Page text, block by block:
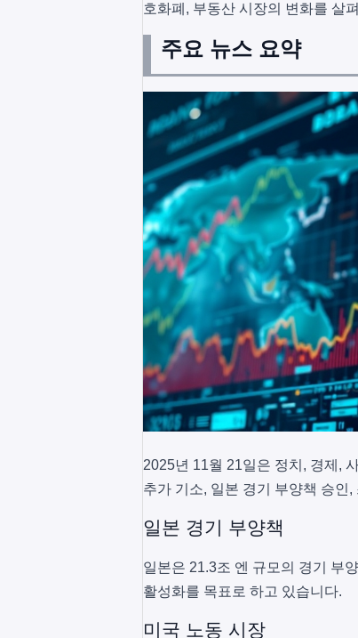
호화폐, 부동산 시장의 변화를 살
주요 뉴스 요약
2025년 11월 21일은 정치, 경제,
추가 기소, 일본 경기 부양책 승인
일본 경기 부양책
일본은 21.3조 엔 규모의 경기 부
활성화를 목표로 하고 있습니다.
미국 노동 시장